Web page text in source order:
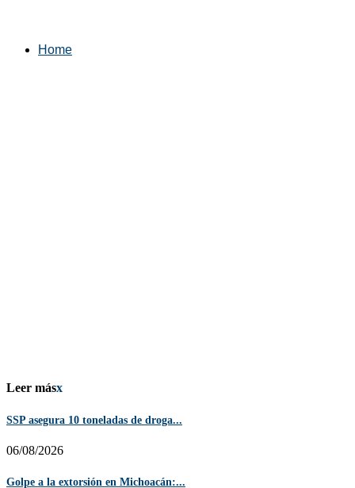
Home
Leer másx
SSP asegura 10 toneladas de droga...
06/08/2026
Golpe a la extorsión en Michoacán:...